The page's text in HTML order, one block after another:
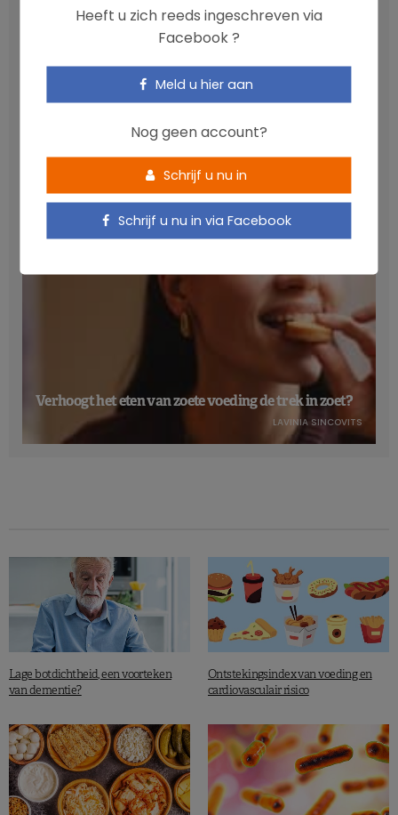
NICOLAS GUGGENBÜHL
Verhoogt het eten van zoete voeding de trek in zoet?
LAVINIA SINCOVITS
Lage botdichtheid, een voorteken
van dementie?
Ontstekingsindex van voeding en
cardiovasculair risico
Heeft u zich reeds ingeschreven via
Facebook ?
Meld u hier aan
Nog geen account?
Schrijf u nu in
Schrijf u nu in via Facebook